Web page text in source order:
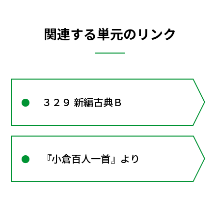
関連する単元のリンク
３２９ 新編古典Ｂ
『小倉百人一首』より